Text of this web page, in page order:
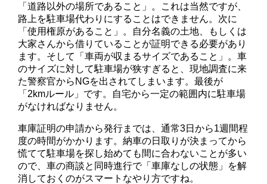
「道路以外の場所であること」。これは当然ですが、
路上を駐車場代わりにすることはできません。次に
「使用権原があること」。自分名義の土地、もしくは
大家さんから借りていることが証明できる必要があり
ます。そして「車両が収まるサイズであること」。車
のサイズに対して駐車場が狭すぎると、現地調査に来
た警察官からNGを出されてしまいます。最後が
「2kmルール」です。自宅から一定の範囲内に駐車場
がなければなりません。
車庫証明の申請から発行までは、通常3日から1週間程
度の時間がかかります。納車の日取りが決まってから
慌てて駐車場を探し始めても間に合わないことが多い
ので、車の商談と同時進行で「車庫なしの状態」を解
消しておくのがスマートなやり方ですね。